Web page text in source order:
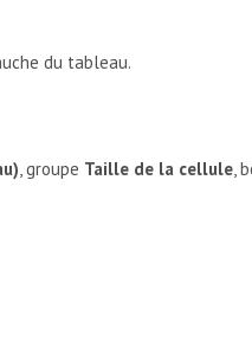
du tableau.
, groupe Taille de la cellule,
AJOUTER UNE LIGNE DE